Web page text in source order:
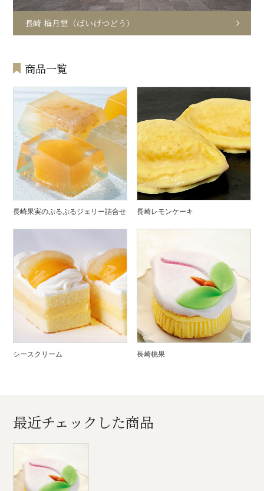
長崎 梅月堂（ばいげつどう）
商品一覧
長崎果実のぷるぷるジェリー詰合せ 長崎レモンケーキ
シースクリーム 長崎桃果
最近チェックした商品